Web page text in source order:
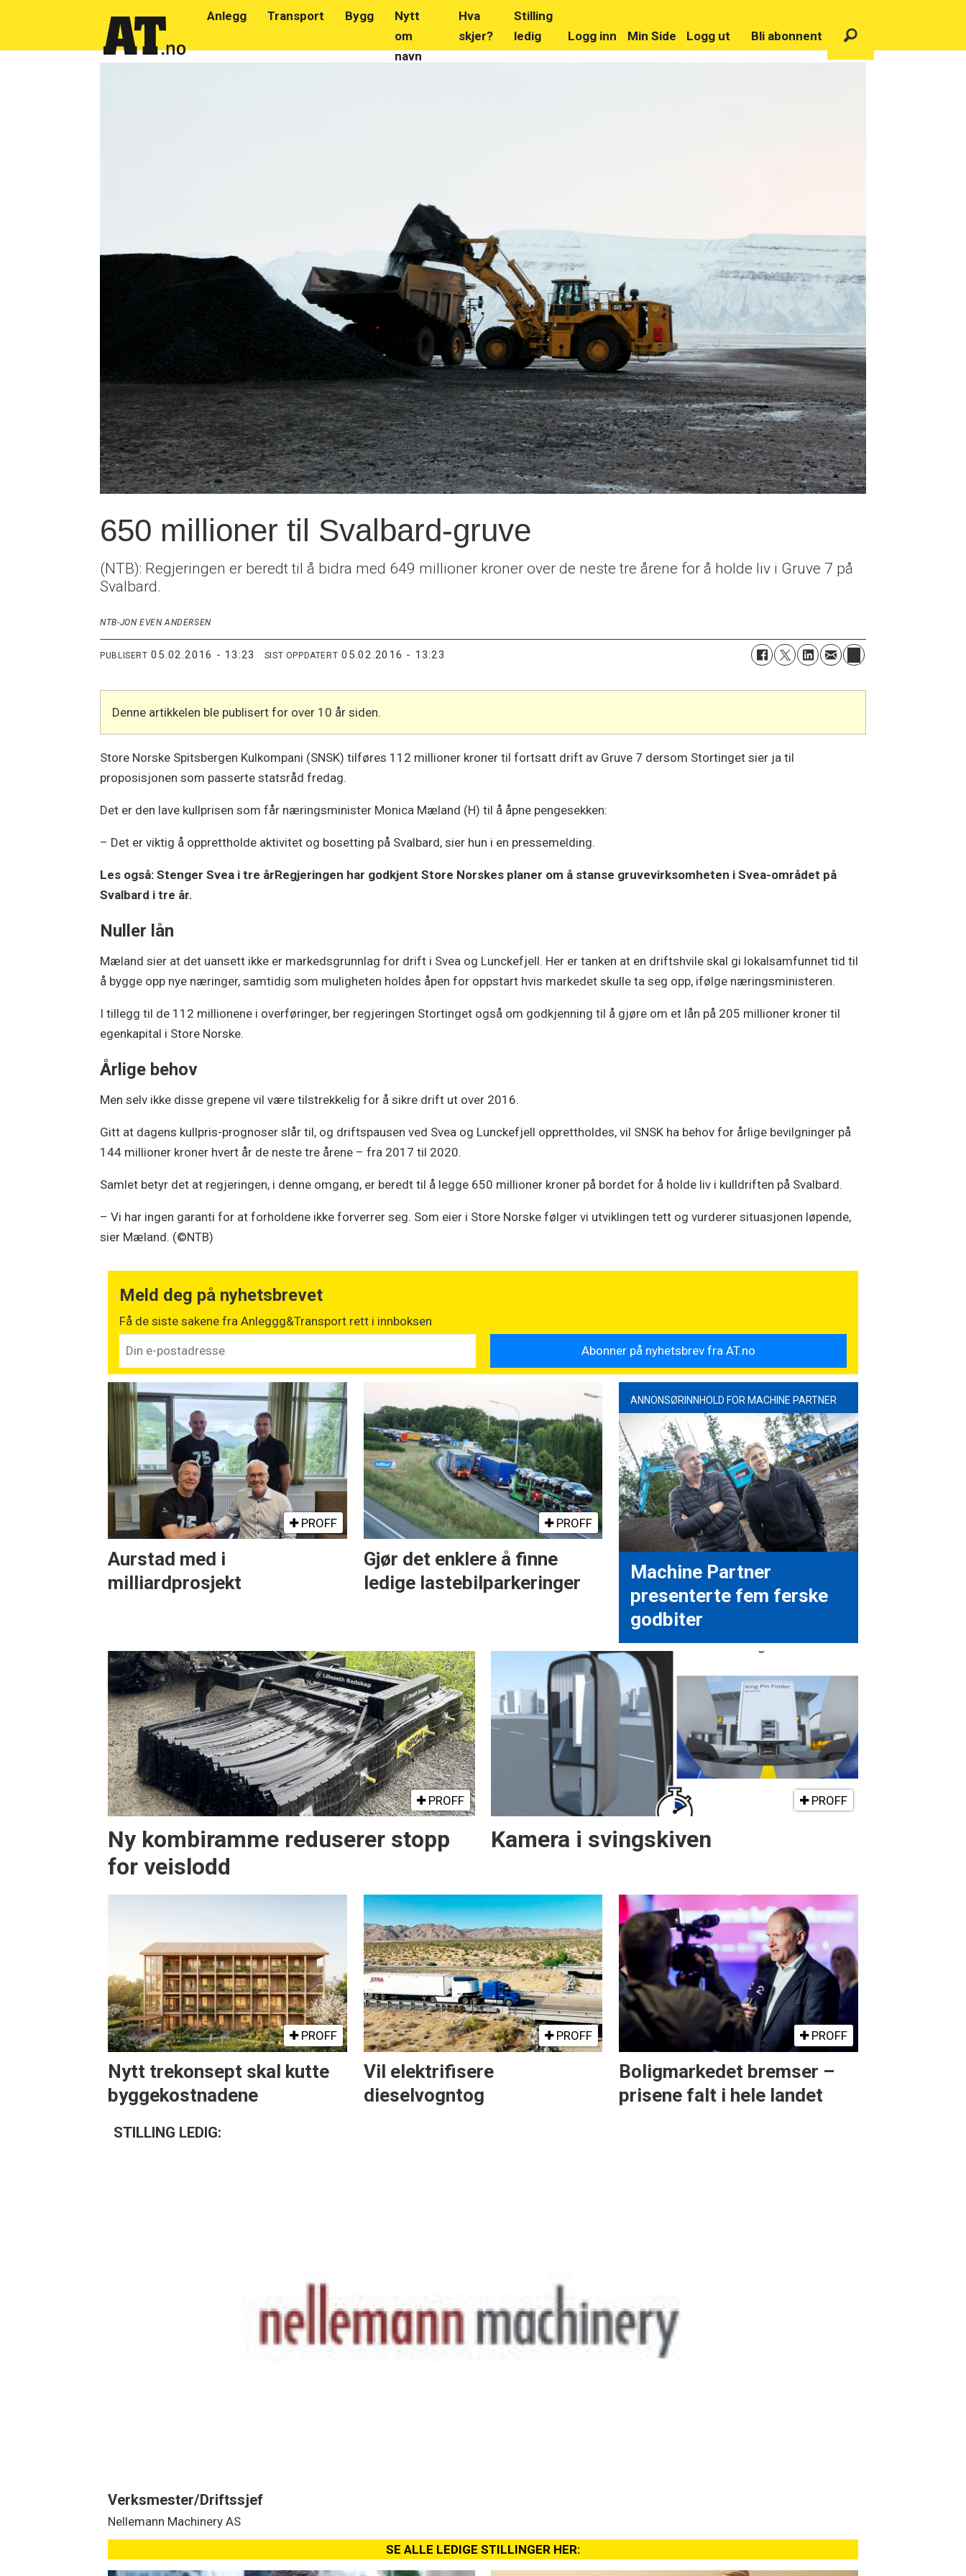
Anlegg Transport Bygg
Nytt
om
navn
Hva
skjer?
Stilling
ledig
Logg inn Min Side Logg ut Bli abonnent
650 millioner til Svalbard-gruve
(NTB): Regjeringen er beredt til å bidra med 649 millioner kroner over de neste tre årene for å holde liv i Gruve 7 på
Svalbard.
NTB-JON EVEN ANDERSEN
PUBLISERT 05.02.2016 - 13:23 SIST OPPDATERT 05.02.2016 - 13:23
Denne artikkelen ble publisert for over 10 år siden.
Store Norske Spitsbergen Kulkompani (SNSK) tilføres 112 millioner kroner til fortsatt drift av Gruve 7 dersom Stortinget sier ja til
proposisjonen som passerte statsråd fredag.
Det er den lave kullprisen som får næringsminister Monica Mæland (H) til å åpne pengesekken:
– Det er viktig å opprettholde aktivitet og bosetting på Svalbard, sier hun i en pressemelding.
Les også:Stenger Svea i tre årRegjeringen har godkjent Store Norskes planer om å stanse gruvevirksomheten i Svea-området på
Svalbard i tre år.
Nuller lån
Mæland sier at det uansett ikke er markedsgrunnlag for drift i Svea og Lunckefjell. Her er tanken at en driftshvile skal gi lokalsamfunnet tid til
å bygge opp nye næringer, samtidig som muligheten holdes åpen for oppstart hvis markedet skulle ta seg opp, ifølge næringsministeren.
I tillegg til de 112 millionene i overføringer, ber regjeringen Stortinget også om godkjenning til å gjøre om et lån på 205 millioner kroner til
egenkapital i Store Norske.
Årlige behov
Men selv ikke disse grepene vil være tilstrekkelig for å sikre drift ut over 2016.
Gitt at dagens kullpris-prognoser slår til, og driftspausen ved Svea og Lunckefjell opprettholdes, vil SNSK ha behov for årlige bevilgninger på
144 millioner kroner hvert år de neste tre årene – fra 2017 til 2020.
Samlet betyr det at regjeringen, i denne omgang, er beredt til å legge 650 millioner kroner på bordet for å holde liv i kulldriften på Svalbard.
– Vi har ingen garanti for at forholdene ikke forverrer seg. Som eier i Store Norske følger vi utviklingen tett og vurderer situasjonen løpende,
sier Mæland. (©NTB)
Meld deg på nyhetsbrevet
Få de siste sakene fra Anleggg&Transport rett i innboksen
PROFF
Aurstad med i
milliardprosjekt
PROFF
Gjør det enklere å finne
ledige lastebilparkeringer
ANNONSØRINNHOLD FOR MACHINE PARTNER
Machine Partner
presenterte fem ferske
godbiter
PROFF
Ny kombiramme reduserer stopp
for veislodd
PROFF
Kamera i svingskiven
PROFF
Nytt trekonsept skal kutte
byggekostnadene
PROFF
Vil elektrifisere
dieselvogntog
PROFF
Boligmarkedet bremser –
prisene falt i hele landet
STILLING LEDIG:
Verksmester/Driftssjef
Nellemann Machinery AS
SE ALLE LEDIGE STILLINGER HER: